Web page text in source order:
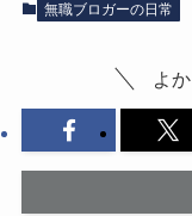
無職ブロガーの日常
よ